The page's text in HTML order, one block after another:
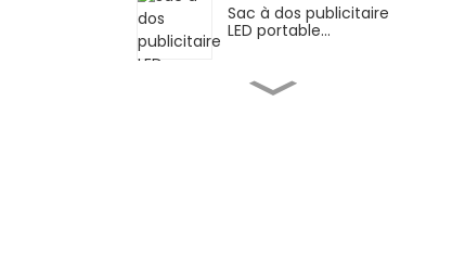
Sac à dos publicitaire
LED portable...